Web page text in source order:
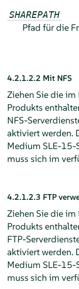
SHAREPATH
Pfad für die
4.2.1.2.2 Mit NFS
Ziehen Sie die
Produkts
NFS-
aktiviert werden.
Medium SLE-
muss sich im
4.2.1.2.3 FTP
Ziehen Sie die
Produkts
FTP-
aktiviert werden.
Medium SLE-
muss sich im